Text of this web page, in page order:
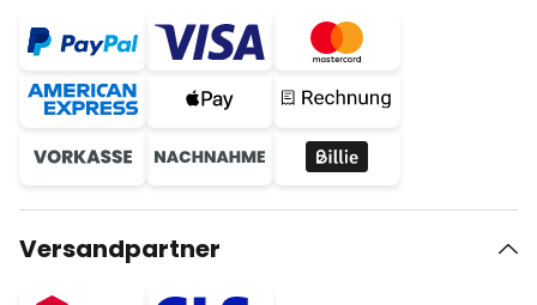
Versandpartner